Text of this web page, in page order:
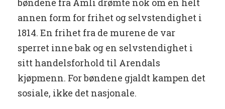
bøndene fra Åmli drømte nok om en helt
annen form for frihet og selvstendighet i
1814. En frihet fra de murene de var
sperret inne bak og en selvstendighet i
sitt handelsforhold til Arendals
kjøpmenn. For bøndene gjaldt kampen det
sosiale, ikke det nasjonale.